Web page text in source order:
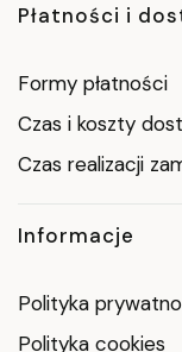
Płatności i
Formy płatności
Czas i koszty
Czas realizacji
Informacje
Polityka
Polityka cookies